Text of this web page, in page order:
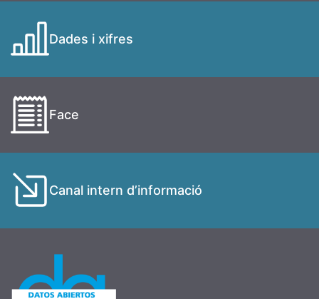
Dades i xifres
Face
Canal intern d’informació